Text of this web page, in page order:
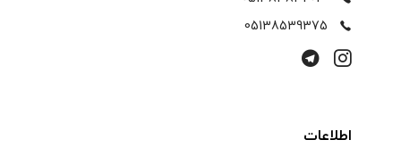
05138539375
اطلاعات